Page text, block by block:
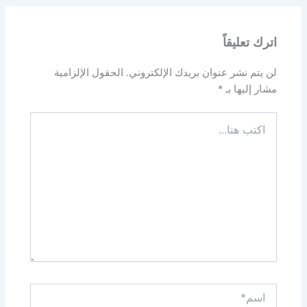
اترك تعليقاً
لن يتم نشر عنوان بريدك الإلكتروني. الحقول الإلزامية
مشار إليها بـ*
هنا...